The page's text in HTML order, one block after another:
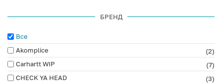
БРЕНД
Все
Akomplice
(2)
Carhartt WIP
(7)
CHECK YA HEAD
(3)